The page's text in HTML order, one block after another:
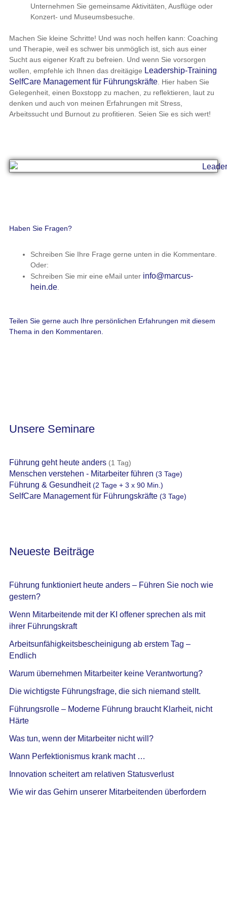
Unternehmen Sie gemeinsame Aktivitäten, Ausflüge oder
Konzert- und Museumsbesuche.
Machen Sie kleine Schritte! Und was noch helfen kann: Coaching
und Therapie, weil es schwer bis unmöglich ist, sich aus einer
Sucht aus eigener Kraft zu befreien. Und wenn Sie vorsorgen
wollen, empfehle ich Ihnen das dreitägige Leadership-Training
SelfCare Management für Führungskräfte. Hier haben Sie
Gelegenheit, einen Boxstopp zu machen, zu reflektieren, laut zu
denken und auch von meinen Erfahrungen mit Stress,
Arbeitssucht und Burnout zu profitieren. Seien Sie es sich wert!
Haben Sie Fragen?
Schreiben Sie Ihre Frage gerne unten in die Kommentare.
Oder:
Schreiben Sie mir eine eMail unter info@marcus-
hein.de.
Teilen Sie gerne auch Ihre persönlichen Erfahrungen mit diesem
Thema in den Kommentaren.
Unsere Seminare
Führung geht heute anders(1 Tag)
Menschen verstehen - Mitarbeiter führen (3 Tage)
Führung & Gesundheit(2 Tage + 3 x 90 Min.)
SelfCare Management für Führungskräfte(3 Tage)
Neueste Beiträge
Führung funktioniert heute anders – Führen Sie noch wie
gestern?
Wenn Mitarbeitende mit der KI offener sprechen als mit
ihrer Führungskraft
Arbeitsunfähigkeitsbescheinigung ab erstem Tag –
Endlich
Warum übernehmen Mitarbeiter keine Verantwortung?
Die wichtigste Führungsfrage, die sich niemand stellt.
Führungsrolle – Moderne Führung braucht Klarheit, nicht
Härte
Was tun, wenn der Mitarbeiter nicht will?
Wann Perfektionismus krank macht …
Innovation scheitert am relativen Statusverlust
Wie wir das Gehirn unserer Mitarbeitenden überfordern